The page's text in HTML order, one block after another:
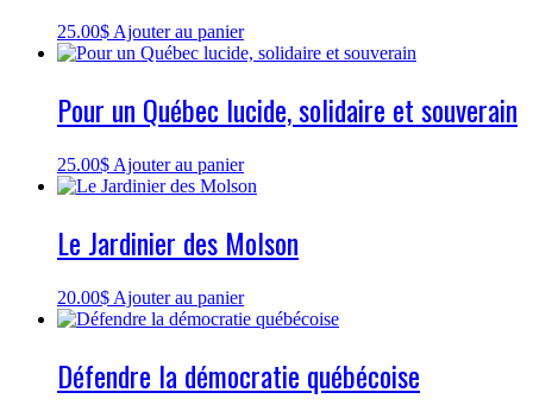
25.00$ Ajouter au panier
Pour un Québec lucide, solidaire et souverain
25.00$ Ajouter au panier
Le Jardinier des Molson
20.00$ Ajouter au panier
Défendre la démocratie québécoise